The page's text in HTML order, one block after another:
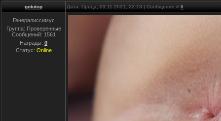
gotutop Дата: Среда, 03.11.2021, 22:13 | Сообщение # 6
Генералиссимус
Группа: Проверенные
Сообщений: 1561
Награды: 0
Статус: Online